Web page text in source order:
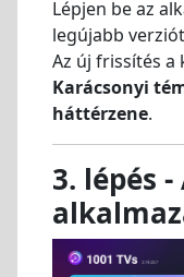
Lépjen be az
legújabb
Az új frissítés
Karácsonyi
háttérzene.
3. lépés -